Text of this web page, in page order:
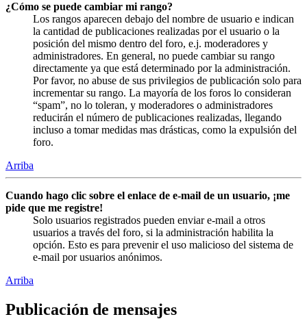
¿Cómo se puede cambiar mi rango?
Los rangos aparecen debajo del nombre de usuario e indican
la cantidad de publicaciones realizadas por el usuario o la
posición del mismo dentro del foro, e.j. moderadores y
administradores. En general, no puede cambiar su rango
directamente ya que está determinado por la administración.
Por favor, no abuse de sus privilegios de publicación solo para
incrementar su rango. La mayoría de los foros lo consideran
“spam”, no lo toleran, y moderadores o administradores
reducirán el número de publicaciones realizadas, llegando
incluso a tomar medidas mas drásticas, como la expulsión del
foro.
Arriba
Cuando hago clic sobre el enlace de e-mail de un usuario, ¡me
pide que me registre!
Solo usuarios registrados pueden enviar e-mail a otros
usuarios a través del foro, si la administración habilita la
opción. Esto es para prevenir el uso malicioso del sistema de
e-mail por usuarios anónimos.
Arriba
Publicación de mensajes